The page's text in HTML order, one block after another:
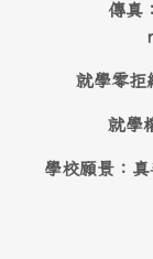
傳真
就學零
就學
學校願景：